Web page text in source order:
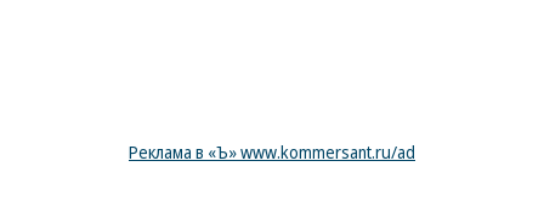
Реклама в «Ъ» www.kommersant.ru/ad